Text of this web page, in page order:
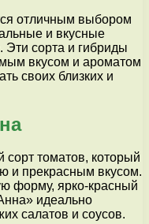
отличным выбором
и вкусные
Эти сорта и гибриды
вкусом и ароматом
своих близких и
томатов, который
и прекрасным вкусом.
форму, ярко-красный
идеально
салатов и соусов.